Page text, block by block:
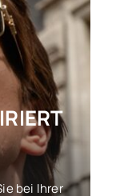
bei Ihrer